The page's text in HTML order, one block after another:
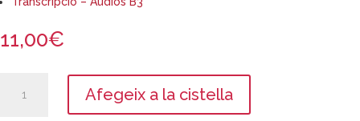
11,00€
Afegeix a la cistella